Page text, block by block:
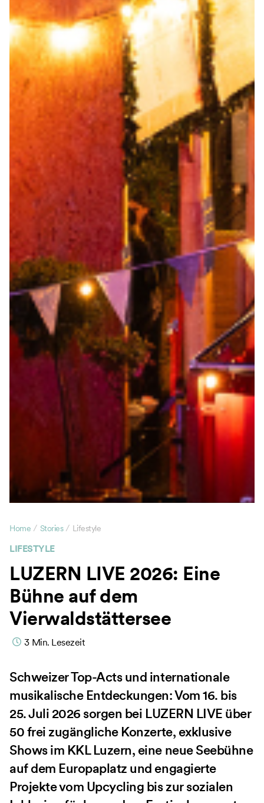
LIFESTYLE
Home / Stories / Lifestyle
LUZERN LIVE 2026: Eine
Bühne auf dem
Vierwaldstättersee
3 Min. Lesezeit
Schweizer Top-Acts und internationale
musikalische Entdeckungen: Vom 16. bis
25. Juli 2026 sorgen bei LUZERN LIVE über
50 frei zugängliche Konzerte, exklusive
Shows im KKL Luzern, eine neue Seebühne
auf dem Europaplatz und engagierte
Projekte vom Upcycling bis zur sozialen